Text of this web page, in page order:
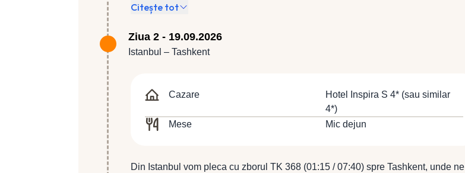
zbor TK 1046 (21:35 / 23:05).
Citește tot
Ziua 2 - 19.09.2026
Istanbul – Tashkent
Cazare
Hotel Inspira S 4* (sau similar
4*)
Mese
Mic dejun
Din Istanbul vom pleca cu zborul TK 368 (01:15 / 07:40) spre Tashkent, unde ne